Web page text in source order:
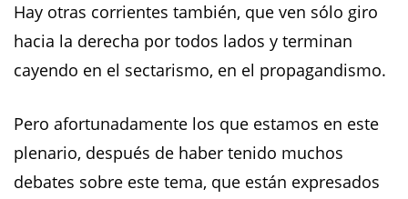
Hay otras corrientes también, que ven sólo giro
hacia la derecha por todos lados y terminan
cayendo en el sectarismo, en el propagandismo.
Pero afortunadamente los que estamos en este
plenario, después de haber tenido muchos
debates sobre este tema, que están expresados